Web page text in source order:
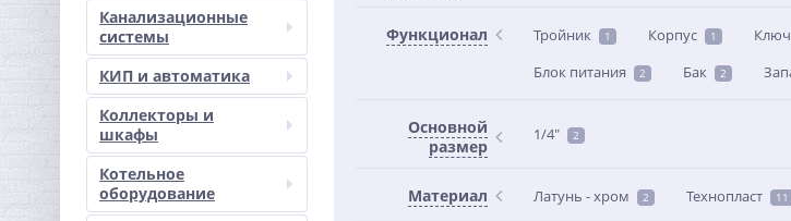
Канализационные
системы
КИП и автоматика
Коллекторы и
шкафы
Котельное
оборудование
Функционал Тройник 1 Корпус 1 Ключ
Блок питания 2 Бак 2
Основной
размер
1/4" 2
Материал Латунь - хром 2 Технопласт 11